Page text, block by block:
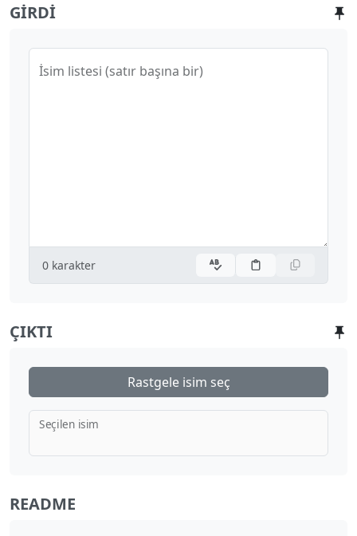
GIRDI
İsim listesi (satır başına bir)
0 karakter
ÇIKTI
Rastgele isim seç
Seçilen isim
README